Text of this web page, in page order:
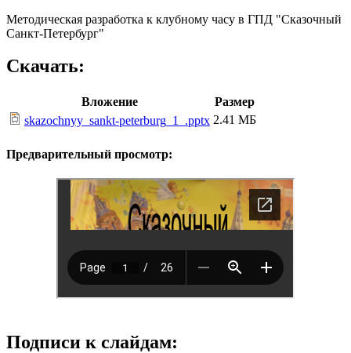
Методическая разработка к клубному часу в ГПД "Сказочный
Санкт-Петербург"
Скачать:
Вложение
Размер
skazochnyy_sankt-peterburg_1_.pptx 2.41 МБ
Предварительный просмотр:
Подписи к слайдам: